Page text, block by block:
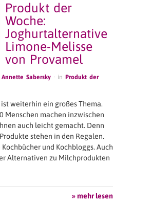
Produkt der
Woche:
Joghurtalternative
Limone-Melisse
von Provamel
Annette Sabersky · in Produkt der
ist weiterhin ein großes Thema.
Menschen machen inzwischen
auch leicht gemacht. Denn
stehen in den Regalen.
Kochbücher und Kochbloggs. Auch
Alternativen zu Milchprodukten
» mehr lesen